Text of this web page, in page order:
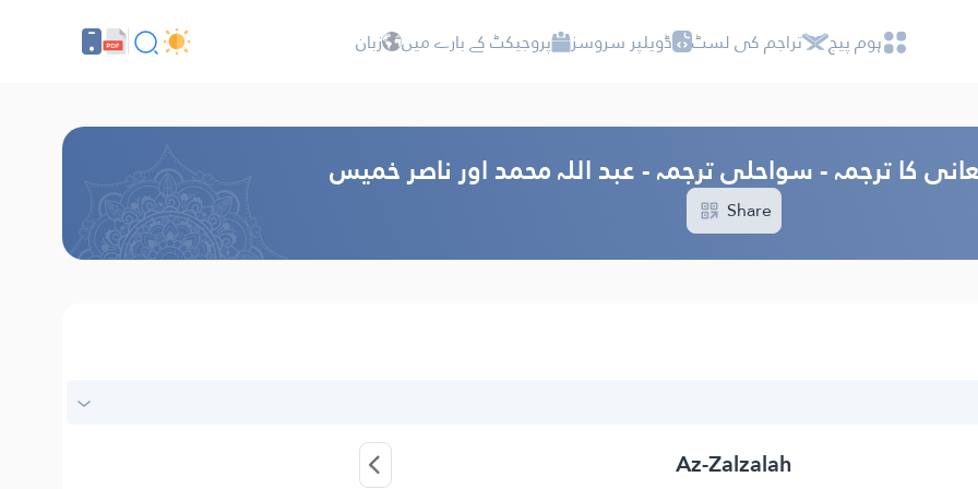
ہوم پیج تراجم کی لسٹ ڈویلپر سروسز پروجیکٹ کے بارے میں زبان
کا ترجمہ - سواحلی ترجمہ - عبد اللہ محمد اور ناصر خمیس
Share
Az-Zalzalah